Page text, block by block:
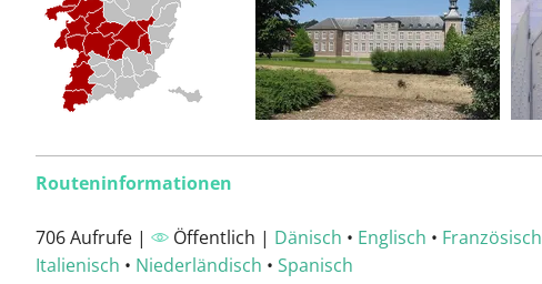
Routeninformationen
706 Aufrufe | Öffentlich | Dänisch • Englisch • Französisch
Italienisch • Niederländisch • Spanisch